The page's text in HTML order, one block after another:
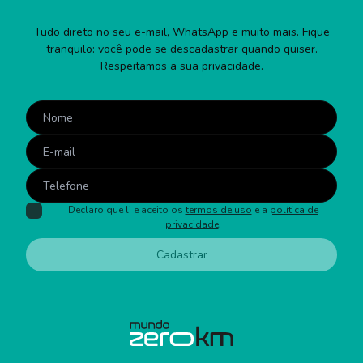
Tudo direto no seu e-mail, WhatsApp e muito mais. Fique
tranquilo: você pode se descadastrar quando quiser.
Respeitamos a sua privacidade.
Declaro que li e aceito os termos de uso e a política de
privacidade.
Cadastrar